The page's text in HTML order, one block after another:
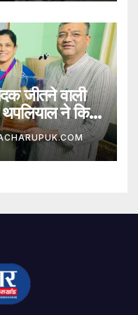
जीतने वाली
थपलियाल ने किया